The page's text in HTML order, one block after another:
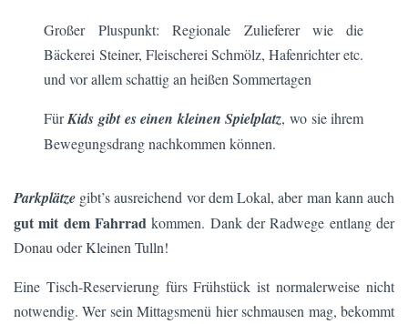
Großer Pluspunkt: Regionale Zulieferer wie die
Bäckerei Steiner, Fleischerei Schmölz, Hafenrichter etc.
und vor allem schattig an heißen Sommertagen
FürKids gibt es einen kleinen Spielplatz, wo sie ihrem
Bewegungsdrang nachkommen können.
Parkplätze gibt’s ausreichend vor dem Lokal, aber man kann auch
gut mit dem Fahrrad kommen. Dank der Radwege entlang der
Donau oder Kleinen Tulln!
Eine Tisch-Reservierung fürs Frühstück ist normalerweise nicht
notwendig. Wer sein Mittagsmenü hier schmausen mag, bekommt